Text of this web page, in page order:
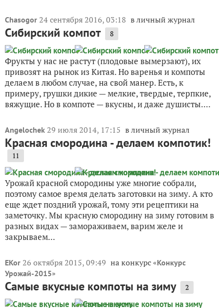
Chasogor 24 сентября 2016, 03:18 в личный журнал
Сибирский компот 8
Фрукты у нас не растут (плодовые вымерзают), их
привозят на рынок из Китая. Но варенья и компоты
делаем в любом случае, на свой манер. Есть, к
примеру, грушки дикие — мелкие, твердые, терпкие,
вяжущие. Но в компоте — вкусны, и даже душисты....
Angelochek 29 июля 2014, 17:15 в личный журнал
Красная смородина - делаем компотик!
11
Урожай красной смородины уже многие собрали,
поэтому самое время делать заготовки на зиму. А кто
еще ждет поздний урожай, тому эти рецептики на
заметочку. Мы красную смородину на зиму готовим в
разных видах — замораживаем, варим желе и
закрываем...
EKor 26 октября 2015, 09:49 на конкурс «Конкурс
Урожай-2015»
Самые вкусные компоты на зиму 2